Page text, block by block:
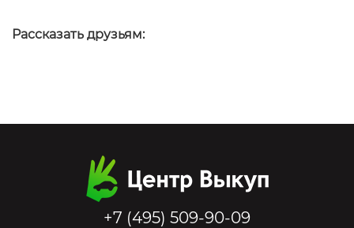
Рассказать друзьям:
+7 (495) 509-90-09